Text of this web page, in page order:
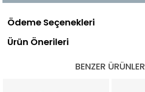
Ödeme Seçenekleri
Ürün Önerileri
BENZER ÜRÜNLER